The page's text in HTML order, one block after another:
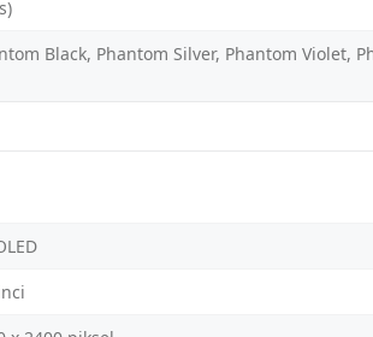
Black, Phantom Silver, Phantom Violet,